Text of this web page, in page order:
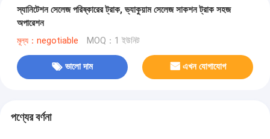
স্যানিটেশন সেলেজ পরিষ্কারের ট্রাক, ভ্যাকুয়াম সেলেজ সাকশন ট্রাক সহজ
অপারেশন
মূল্য：negotiable MOQ：1 ইউনিট
ভালো দাম এখন যোগাযোগ
পণ্যের বর্ণনা